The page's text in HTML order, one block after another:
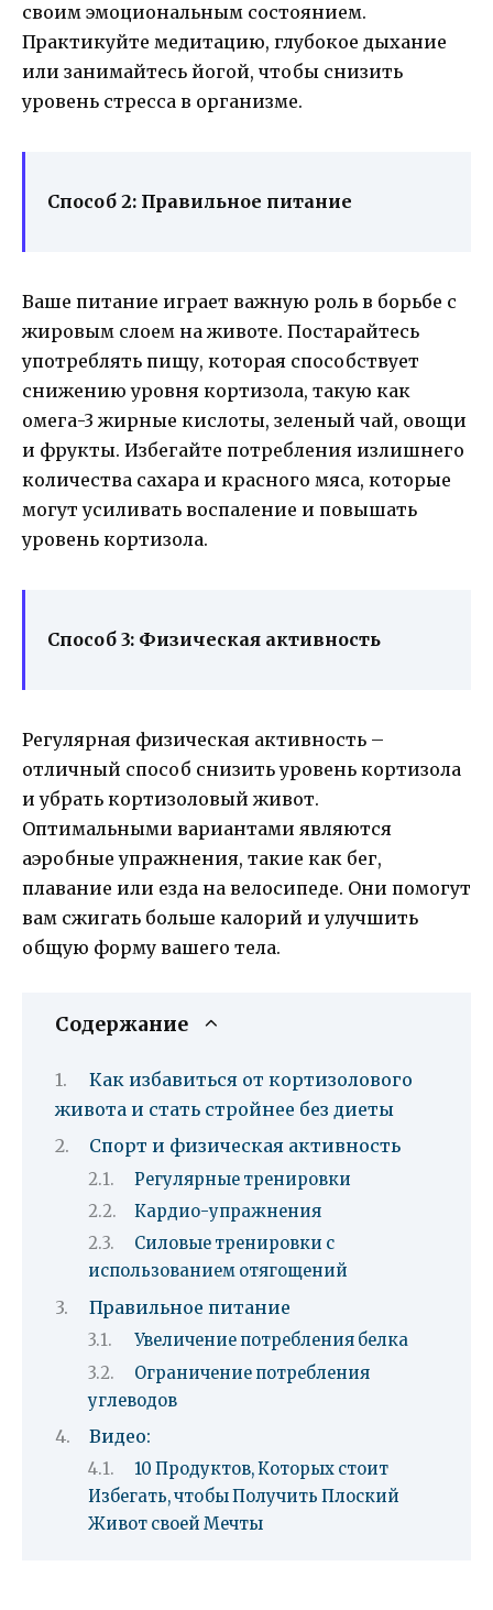
своим эмоциональным состоянием.
Практикуйте медитацию, глубокое дыхание
или занимайтесь йогой, чтобы снизить
уровень стресса в организме.
Способ 2: Правильное питание
Ваше питание играет важную роль в борьбе с
жировым слоем на животе. Постарайтесь
употреблять пищу, которая способствует
снижению уровня кортизола, такую как
омега-3 жирные кислоты, зеленый чай, овощи
и фрукты. Избегайте потребления излишнего
количества сахара и красного мяса, которые
могут усиливать воспаление и повышать
уровень кортизола.
Способ 3: Физическая активность
Регулярная физическая активность –
отличный способ снизить уровень кортизола
и убрать кортизоловый живот.
Оптимальными вариантами являются
аэробные упражнения, такие как бег,
плавание или езда на велосипеде. Они помогут
вам сжигать больше калорий и улучшить
общую форму вашего тела.
Содержание
Как избавиться от кортизолового
живота и стать стройнее без диеты
Спорт и физическая активность
Регулярные тренировки
Кардио-упражнения
Силовые тренировки с
использованием отягощений
Правильное питание
Увеличение потребления белка
Ограничение потребления
углеводов
Видео:
10 Продуктов, Которых стоит
Избегать, чтобы Получить Плоский
Живот своей Мечты